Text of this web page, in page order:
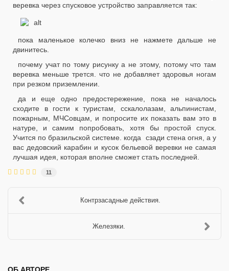
веревка через спусковое устройство заправляется так:
пока маленькое колечко вниз не нажмете дальше не
двинитесь.
почему учат по тому рисунку а не этому, потому что там
веревка меньше трется. что не добавляет здоровья ногам
при резком приземлении.
да и еще одно предостережение, пока не началось
сходите в гости к туристам, сскалолазам, альпинистам,
пожарным, МЧСовцам, и попросите их показать вам это в
натуре, и самим попробовать, хотя бы простой спуск.
Учится по бразильской системе. когда сзади стена огня, а у
вас дедовский карабин и кусок бельевой веревки не самая
лучшая идея, которая вполне сможет стать последней.
11
Контрзасадные действия.
Железяки.
ОБ АВТОРЕ